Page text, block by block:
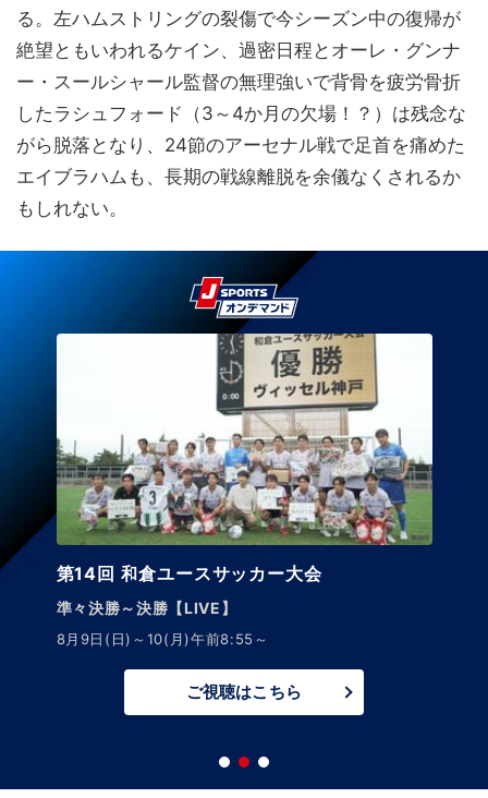
る。左ハムストリングの裂傷で今シーズン中の復帰が
絶望ともいわれるケイン、過密日程とオーレ・グンナ
ー・スールシャール監督の無理強いで背骨を疲労骨折
したラシュフォード（3～4か月の欠場！？）は残念な
がら脱落となり、24節のアーセナル戦で足首を痛めた
エイブラハムも、長期の戦線離脱を余儀なくされるか
もしれない。
サッカーニュース Foot!
超高校サッカー通信
最新高校年代情報をお届け！見ればアナタもサッカー
ご視聴はこちら